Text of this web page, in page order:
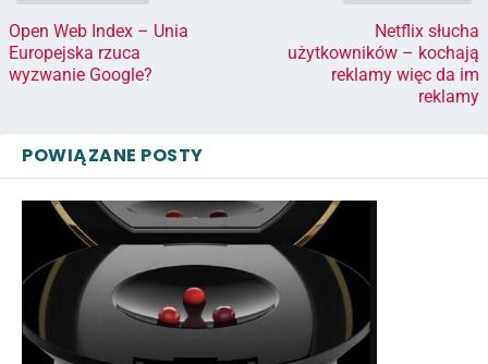
Open Web Index – Unia
Europejska rzuca
wyzwanie Google?
Netflix słucha
użytkowników – kochają
reklamy więc da im
reklamy
POWIĄZANE POSTY